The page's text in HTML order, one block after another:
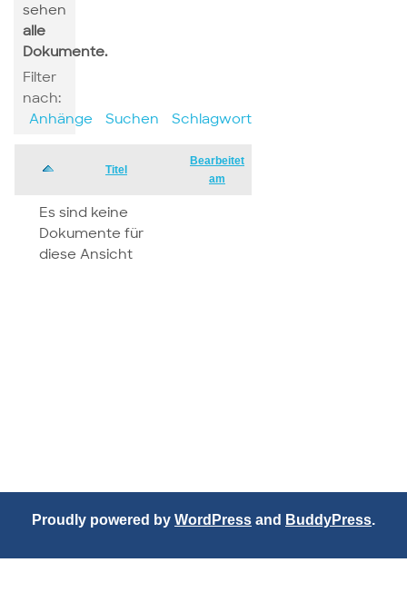
sehen
alle
Dokumente.
Filter
nach:
Anhänge
Suchen Schlagwort
Has
Titel
Bearbeitet
am
Es sind keine
Dokumente für
diese Ansicht
Proudly powered by WordPress and BuddyPress.